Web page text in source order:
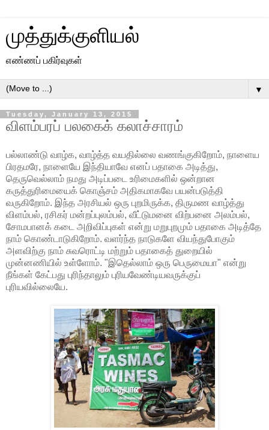
முத்துக்குளியல்
எண்ணப் பகிர்வுகள்
▼
Tuesday, January 13, 2015
விளம்பரப் பலகைக் கலாச்சாரம்
பல்லாண்டு வாழ்க, வாழ்த்த வயதில்லை வணங்குகிறோம், நாளைய
பிரதமரே, நாளையே இந்தியாவே எனப் பதாகை அடித்து,
தெருவெல்லாம் நமது அடிப்படை உரிமைகளில் ஒன்றான
கருத்துரிமையைக் கொஞ்சம் அதிகமாகவே பயன்படுத்தி
வருகிறோம். இந்த அரசியல் ஒரு புறமிருக்க, திருமண வாழ்த்து
விளம்பல், ரசிகர் மன்றப்புலம்பல், வீட்டுமனை விற்பனை அலம்பல்,
சோமபானக் கடை அறிவிப்புகள் என்று மறுபுறமும் பதாகை அடித்தே
நாம் கொண்டாடுகிறோம். வளர்ந்த நாடுகளே வியந்துபோகும்
அளவிற்கு நாம் சுவரொட்டி மற்றும் பதாகைத் துறையில்
முன்னணியில் உள்ளோம். "இதெல்லாம் ஒரு பெருமையா" என்று
நீங்கள் கேட்பது புரிந்தாலும் புரியவேண்டியவருக்குப்
புரியவில்லையே.